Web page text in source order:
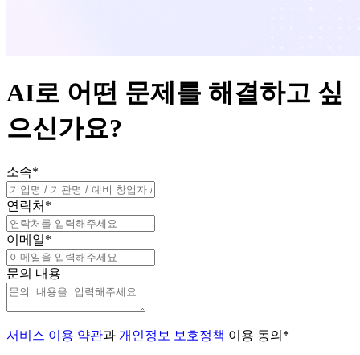
AI로 어떤 문제를 해결하고 싶
으신가요?
소속*
연락처 *
이메일*
문의 내용
서비스 이용 약관과 개인정보 보호정책 이용 동의 *